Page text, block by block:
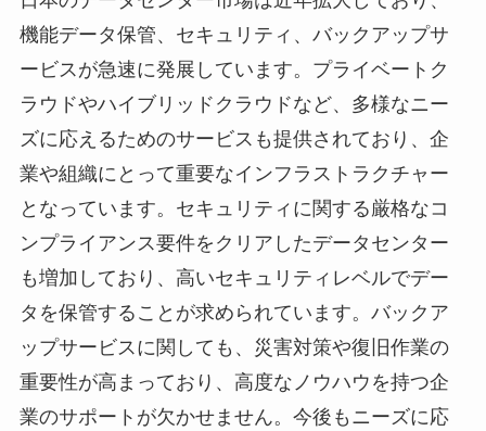
機能データ保管、セキュリティ、バックアップサ
ービスが急速に発展しています。プライベートク
ラウドやハイブリッドクラウドなど、多様なニー
ズに応えるためのサービスも提供されており、企
業や組織にとって重要なインフラストラクチャー
となっています。セキュリティに関する厳格なコ
ンプライアンス要件をクリアしたデータセンター
も増加しており、高いセキュリティレベルでデー
タを保管することが求められています。バックア
ップサービスに関しても、災害対策や復旧作業の
重要性が高まっており、高度なノウハウを持つ企
業のサポートが欠かせません。今後もニーズに応